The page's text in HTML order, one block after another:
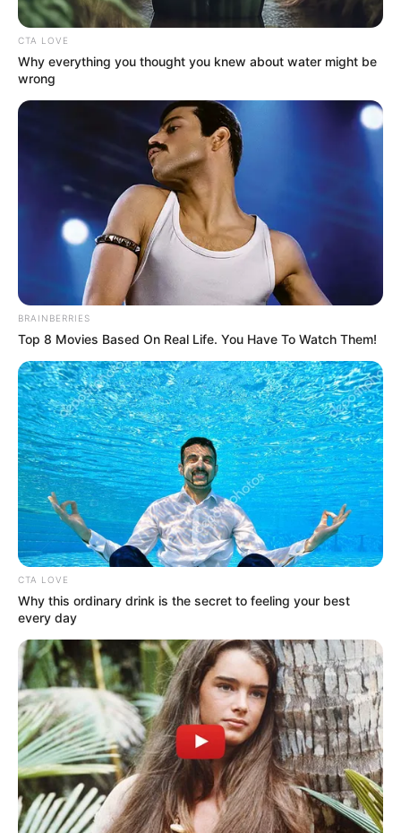
Posted
in
Friss hírek
Szenzációs bejelentés! Ő lett a
Tisza Párt miniszterelnök-jelöltje
– Erre senki sem számított!
Szerző February 22, 2026
Bár több helyen felmerült korábban, hogy esetleg
Kapitány István lehet a Tisza miniszterelnök-
jelöltje, végül nem született meglepetés: a párt
elnöksége és a 106 egyéni jelölt úgy döntött, hogy
Magyar Péter lesz a miniszterelnök-jelölt.
„A Tisza elnöksége és 106 egyéni képviselőjelöltje
ma egyhangúan úgy döntött, hogy én vezetem a
CTA LOVE
Why everything you thought you knew about water might be
wrong
BRAINBERRIES
Top 8 Movies Based On Real Life. You Have To Watch Them!
CTA LOVE
Why this ordinary drink is the secret to feeling your best
every day